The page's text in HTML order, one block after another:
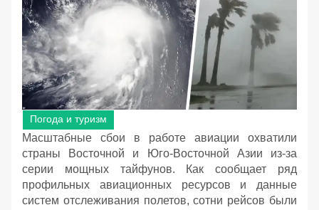
Погода и туризм
Масштабные сбои в работе авиации охватили
страны Восточной и Юго-Восточной Азии из-за
серии мощных тайфунов. Как сообщает ряд
профильных авиационных ресурсов и данные
систем отслеживания полетов, сотни рейсов были